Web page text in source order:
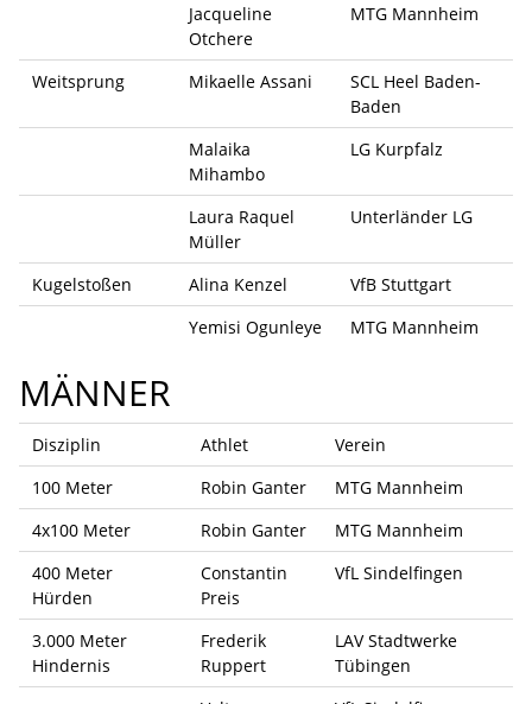
Jacqueline
Otchere
MTG Mannheim
Weitsprung Mikaelle Assani
SCL Heel Baden-
Baden
Malaika
Mihambo
LG Kurpfalz
Laura Raquel
Müller
Unterländer LG
Kugelstoßen Alina Kenzel
VfB Stuttgart
Yemisi Ogunleye
MTG Mannheim
MÄNNER
Disziplin Athlet
Verein
100 Meter
Robin Ganter
MTG Mannheim
4x100 Meter
Robin Ganter
MTG Mannheim
400 Meter
Hürden
Constantin
Preis
VfL Sindelfingen
3.000 Meter
Hindernis
Frederik
Ruppert
LAV Stadtwerke
Tübingen